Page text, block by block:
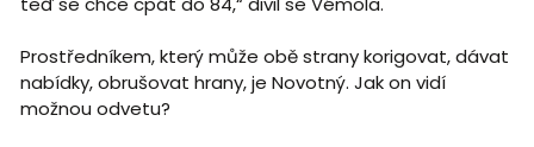
Prostředníkem, který může obě strany korigovat, dávat
nabídky, obrušovat hrany, je Novotný. Jak on vidí
možnou odvetu?